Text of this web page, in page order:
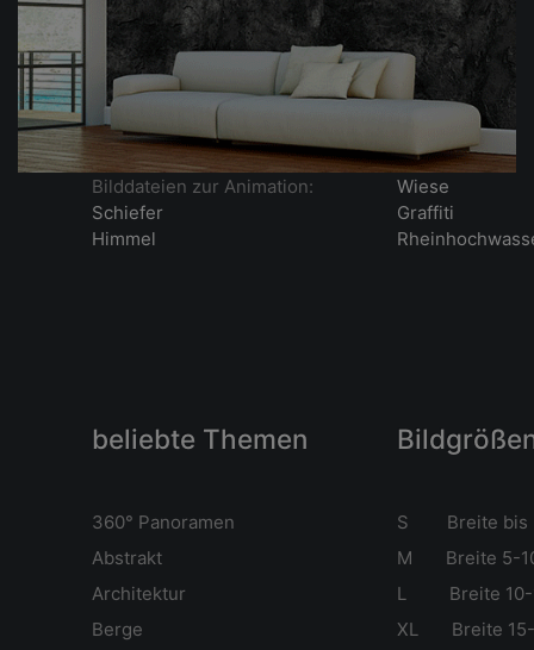
Bilddateien zur Animation:
Schiefer
Himmel
Wiese
Graffiti
beliebte Themen
360° Panoramen
S Breite bis
Abstrakt
M Breite 5-
Architektur
L Breite 10-
Berge
XL Breite 15-